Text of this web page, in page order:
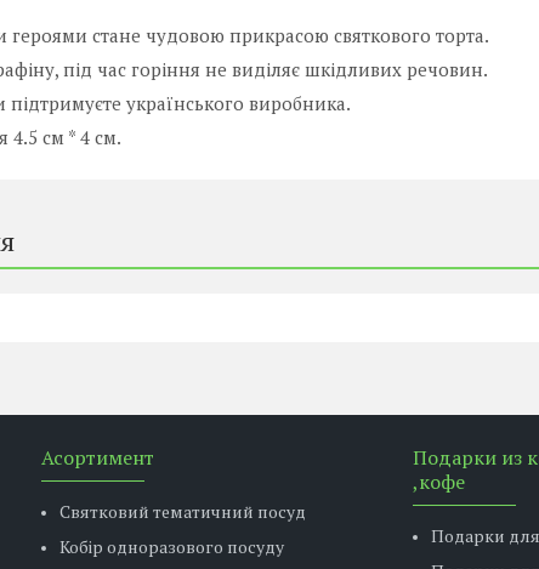
стане чудовою прикрасою святкового торта.
під час горіння не виділяє шкідливих речовин.
українського виробника.
4.5 см * 4 см.
Асортимент
Святковий тематичний посуд
Кобір одноразового посуду
Подарки из
,кофе
Подарки